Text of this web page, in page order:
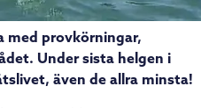
med provkörningar,
Under sista helgen i
även de allra minsta!